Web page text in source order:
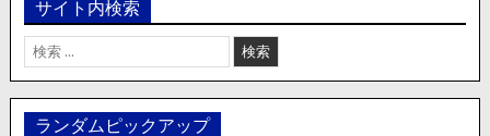
サイト内検索
検
索:
ランダムピックアップ